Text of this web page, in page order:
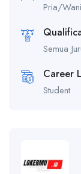
Pria/
Semua
Career
Student